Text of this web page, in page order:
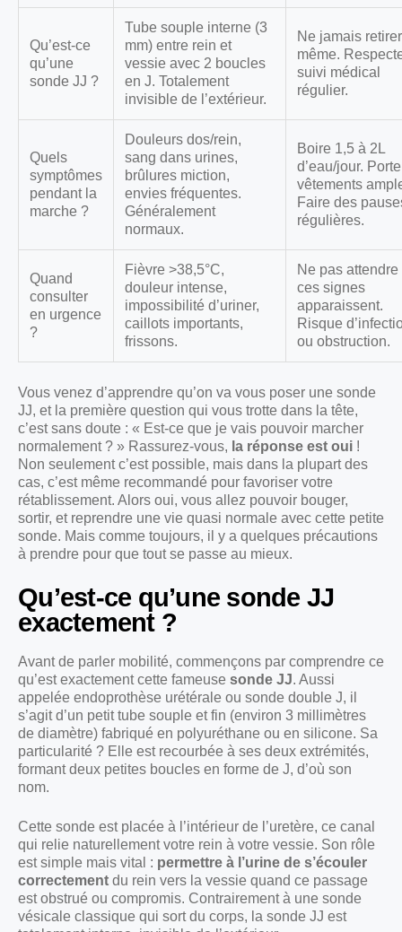
Qu’est-ce
qu’une
sonde JJ ?
Tube souple interne (3
mm) entre rein et
vessie avec 2 boucles
en J. Totalement
invisible de l’extérieur.
Ne jamais
même.
suivi médical
régulier.
Quels
symptômes
pendant la
marche ?
Douleurs dos/rein,
sang dans urines,
brûlures miction,
envies fréquentes.
Généralement
normaux.
Boire 1,5 à 2L
d’eau/jour.
vêtements
Faire des
régulières.
Quand
consulter
en urgence
?
Fièvre >38,5°C,
douleur intense,
impossibilité d’uriner,
caillots importants,
frissons.
Ne pas attendre
ces signes
apparaissent.
Risque
ou obstruction.
Vous venez d’apprendre qu’on va vous poser une sonde
JJ, et la première question qui vous trotte dans la tête,
c’est sans doute : « Est-ce que je vais pouvoir marcher
normalement ? » Rassurez-vous, la réponse est oui !
Non seulement c’est possible, mais dans la plupart des
cas, c’est même recommandé pour favoriser votre
rétablissement. Alors oui, vous allez pouvoir bouger,
sortir, et reprendre une vie quasi normale avec cette petite
sonde. Mais comme toujours, il y a quelques précautions
à prendre pour que tout se passe au mieux.
Qu’est-ce qu’une sonde JJ
exactement ?
Avant de parler mobilité, commençons par comprendre ce
qu’est exactement cette fameuse sonde JJ. Aussi
appelée endoprothèse urétérale ou sonde double J, il
s’agit d’un petit tube souple et fin (environ 3 millimètres
de diamètre) fabriqué en polyuréthane ou en silicone. Sa
particularité ? Elle est recourbée à ses deux extrémités,
formant deux petites boucles en forme de J, d’où son
nom.
Cette sonde est placée à l’intérieur de l’uretère, ce canal
qui relie naturellement votre rein à votre vessie. Son rôle
est simple mais vital : permettre à l’urine de s’écouler
correctement du rein vers la vessie quand ce passage
est obstrué ou compromis. Contrairement à une sonde
vésicale classique qui sort du corps, la sonde JJ est